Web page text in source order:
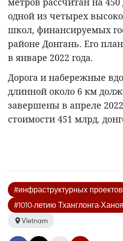
одной из четырех
школ, финансируемых
районе Донгань. Его
в январе 2022 года.
Дорога и набережные
длинной около 6 км
завершены в апреле
стоимости 451 млрд.
#инфраструктурных проектов
#1010-летию Тханглонга-Ханоя
Vietnam